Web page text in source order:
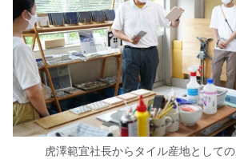
虎澤範宜社長からタイル産地として